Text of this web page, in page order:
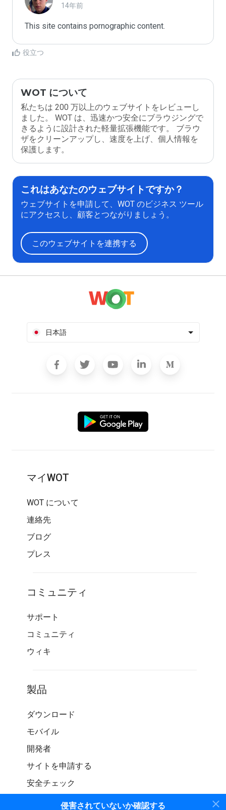
14年前
This site contains pornographic content.
役立つ
侵害されていないか確認する
WOT について
私たちは 200 万以上のウェブサイトをレビューし
ました。 WOT は、迅速かつ安全にブラウジングで
きるように設計された軽量拡張機能です。 ブラウ
ザをクリーンアップし、速度を上げ、個人情報を
保護します。
これはあなたのウェブサイトですか？
ウェブサイトを申請して、WOT のビジネス ツール
にアクセスし、顧客とつながりましょう。
このウェブサイトを連携する
日本語
マイWOT
WOT について
連絡先
ブログ
プレス
コミュニティ
サポート
コミュニティ
ウィキ
製品
ダウンロード
モバイル
開発者
サイトを申請する
安全チェック